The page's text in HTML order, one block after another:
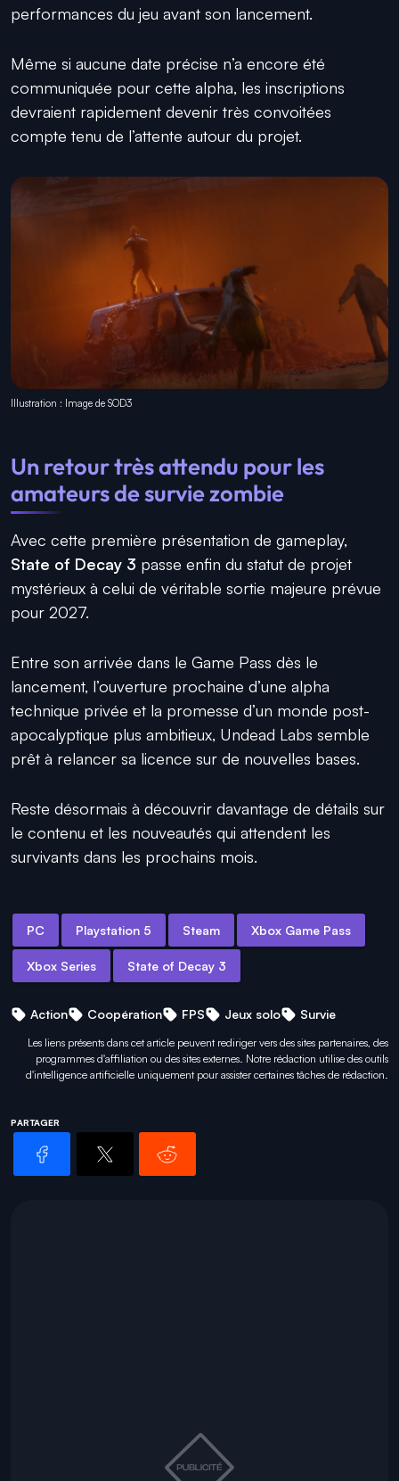
performances du jeu avant son lancement.
Même si aucune date précise n’a encore été
communiquée pour cette alpha, les inscriptions
devraient rapidement devenir très convoitées
compte tenu de l’attente autour du projet.
Illustration : Image de SOD3
Un retour très attendu pour les
amateurs de survie zombie
Avec cette première présentation de gameplay,
State of Decay 3 passe enfin du statut de projet
mystérieux à celui de véritable sortie majeure prévue
pour 2027.
Entre son arrivée dans le Game Pass dès le
lancement, l’ouverture prochaine d’une alpha
technique privée et la promesse d’un monde post-
apocalyptique plus ambitieux, Undead Labs semble
prêt à relancer sa licence sur de nouvelles bases.
Reste désormais à découvrir davantage de détails sur
le contenu et les nouveautés qui attendent les
survivants dans les prochains mois.
PC Playstation 5 Steam Xbox Game Pass
Xbox Series State of Decay 3
Action Coopération FPS Jeux solo Survie
Les liens présents dans cet article peuvent rediriger vers des sites partenaires, des
programmes d'affiliation ou des sites externes. Notre rédaction utilise des outils
d'intelligence artificielle uniquement pourassister certaines tâches de rédaction.
PARTAGER